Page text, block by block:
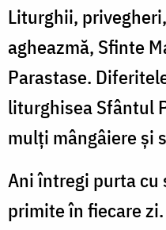
Liturghii,
agheazmă, Sfinte
Parastase.
liturghisea Sfântul
mulți mângâiere și
Ani întregi purta cu
primite în fiecare